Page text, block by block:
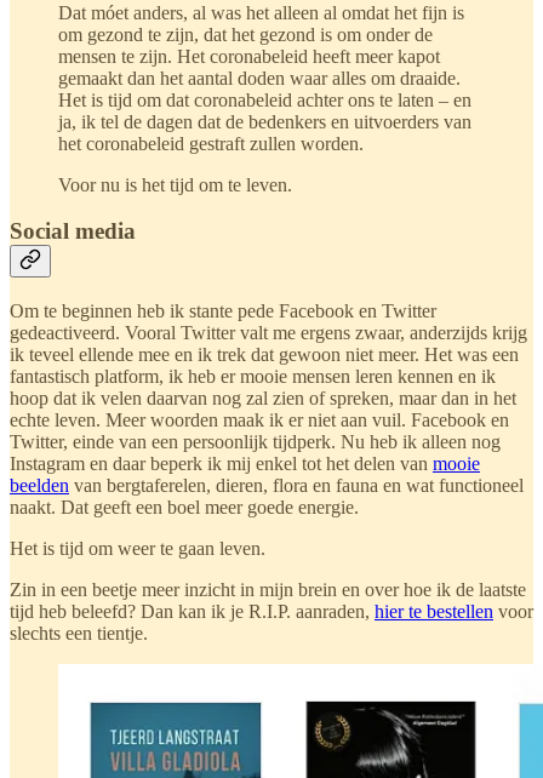
Dat móet anders, al was het alleen al omdat het fijn is
om gezond te zijn, dat het gezond is om onder de
mensen te zijn. Het coronabeleid heeft meer kapot
gemaakt dan het aantal doden waar alles om draaide.
Het is tijd om dat coronabeleid achter ons te laten – en
ja, ik tel de dagen dat de bedenkers en uitvoerders van
het coronabeleid gestraft zullen worden.
Voor nu is het tijd om te leven.
Social media
Om te beginnen heb ik stante pede Facebook en Twitter
gedeactiveerd. Vooral Twitter valt me ergens zwaar, anderzijds krijg
ik teveel ellende mee en ik trek dat gewoon niet meer. Het was een
fantastisch platform, ik heb er mooie mensen leren kennen en ik
hoop dat ik velen daarvan nog zal zien of spreken, maar dan in het
echte leven. Meer woorden maak ik er niet aan vuil. Facebook en
Twitter, einde van een persoonlijk tijdperk. Nu heb ik alleen nog
Instagram en daar beperk ik mij enkel tot het delen van mooie
beelden van bergtaferelen, dieren, flora en fauna en wat functioneel
naakt. Dat geeft een boel meer goede energie.
Het is tijd om weer te gaan leven.
Zin in een beetje meer inzicht in mijn brein en over hoe ik de laatste
tijd heb beleefd? Dan kan ik je R.I.P. aanraden, hier te bestellen voor
slechts een tientje.